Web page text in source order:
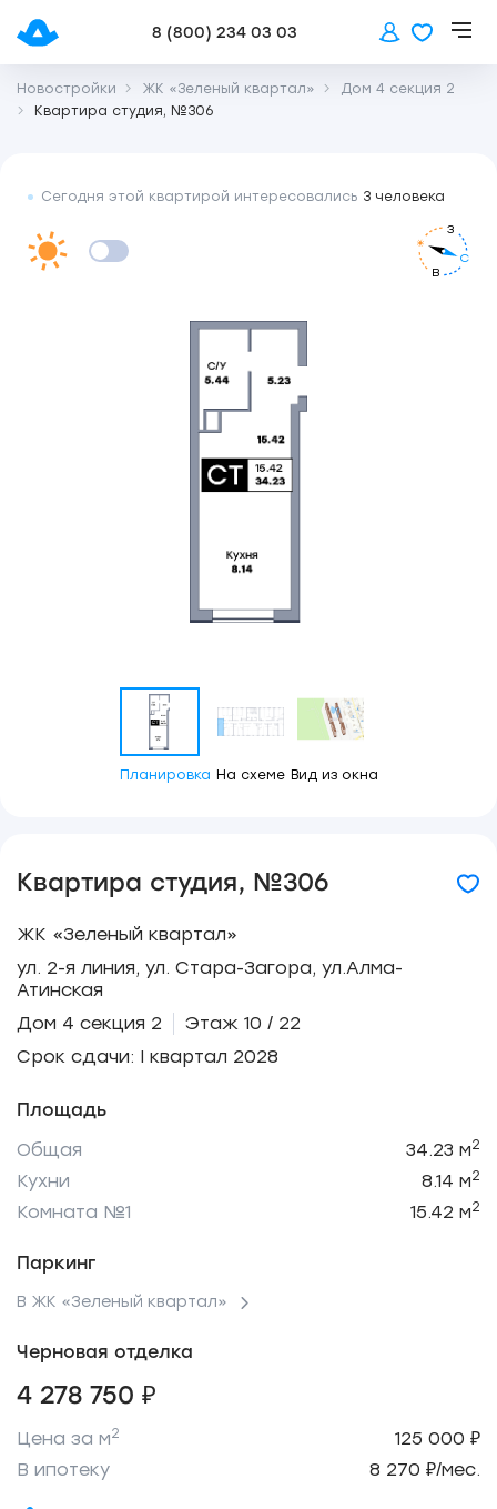
8 (800) 234 03 03
Новостройки ЖК «Зеленый квартал»
Дом 4 секция 2
Квартира студия, №306
Сегодня этой квартирой интересовались 3 человека
С
В
З
Планировка На схеме Вид из окна
Квартира студия, №306
ЖК «Зеленый квартал»
ул. 2-я линия, ул. Стара-Загора, ул.Алма-
Атинская
Дом 4 секция 2
Этаж 10 / 22
Срок сдачи: I квартал 2028
Площадь
Общая
34.23 м2
Кухни 8.14 м2
Комната №1 15.42 м2
Паркинг
В ЖК «Зеленый квартал»
Черновая отделка
4 278 750 ₽
Цена за м2
125 000 ₽
В ипотеку
8 270 ₽/мес.